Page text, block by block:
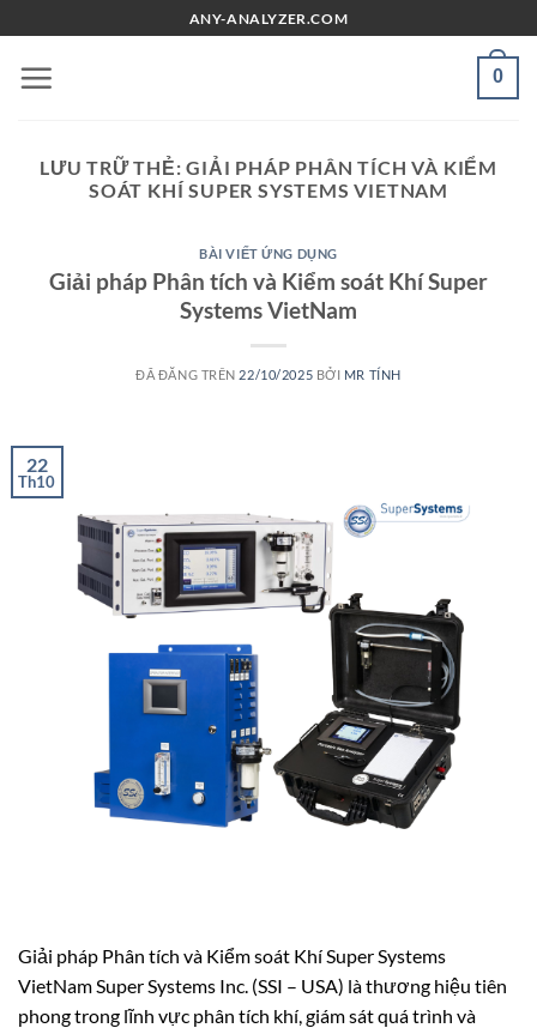
đến
nội
ANY-ANALYZER.COM
0
LƯU TRỮ THẺ:GIẢI PHÁP PHÂN TÍCH VÀ KIỂM
SOÁT KHÍ SUPER SYSTEMS VIETNAM
BÀI VIẾT ỨNG DỤNG
Giải pháp Phân tích và Kiểm soát Khí Super
Systems VietNam
ĐÃ ĐĂNG TRÊN 22/10/2025 BỞI MR TÍNH
22
Th10
Giải pháp Phân tích và Kiểm soát Khí Super Systems
VietNam Super Systems Inc. (SSI – USA) là thương hiệu tiên
phong trong lĩnh vực phân tích khí, giám sát quá trình và